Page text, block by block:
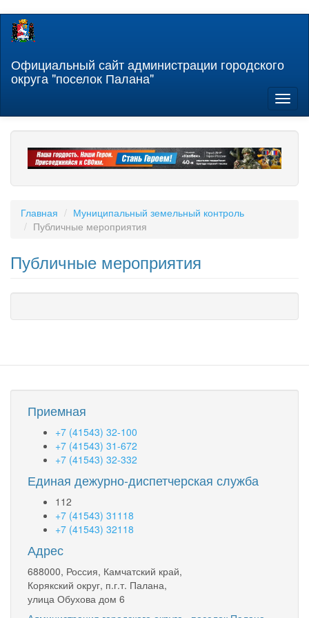
Перейти
содержанию
Официальный сайт администрации городского
округа "поселок Палана"
Главная
Муниципальный земельный контроль
Публичные мероприятия
Публичные мероприятия
Приемная
+7 (41543) 32-100
+7 (41543) 31-672
+7 (41543) 32-332
Единая дежурно-диспетчерская служба
112
+7 (41543) 31118
+7 (41543) 32118
Адрес
688000, Россия, Камчатский край,
Корякский округ, п.г.т. Палана,
улица Обухова дом 6